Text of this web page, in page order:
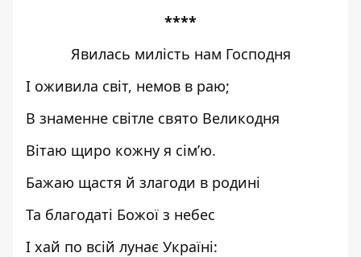
****
Явилась милість нам Господня
І оживила світ, немов в раю;
В знаменне світле свято Великодня
Вітаю щиро кожну я сім’ю.
Бажаю щастя й злагоди в родині
Та благодаті Божої з небес
І хай по всій лунає Україні: